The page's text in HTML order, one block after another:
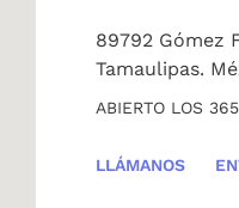
89792 Gómez
Tamaulipas.
ABIERTO LOS
LLÁMANOS